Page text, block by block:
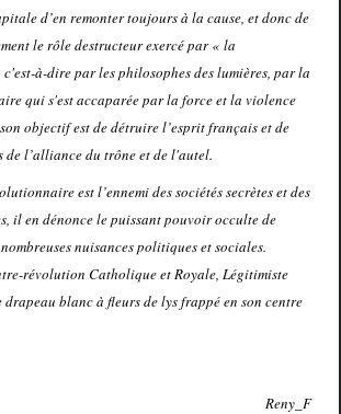
d’en remonter toujours à la cause, et donc de
le rôle destructeur exercé par « la
à-dire par les philosophes des lumières, par la
qui s'est accaparée par la force et la violence
objectif est de détruire l’esprit français et de
de l’alliance du trône et de l'autel.
est l’ennemi des sociétés secrètes et des
il en dénonce le puissant pouvoir occulte de
nuisances politiques et sociales.
révolution Catholique et Royale, Légitimiste
drapeau blanc à fleurs de lys frappé en son centre
Reny_F